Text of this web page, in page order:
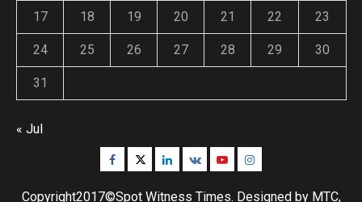
17 18 19 20 21 22 23
24 25 26 27 28 29 30
31
« Jul
Facebook
TwitterLinkedin
VK YoutubeInstagram
Copyright2017©Spot Witness Times. Designed by MTC,